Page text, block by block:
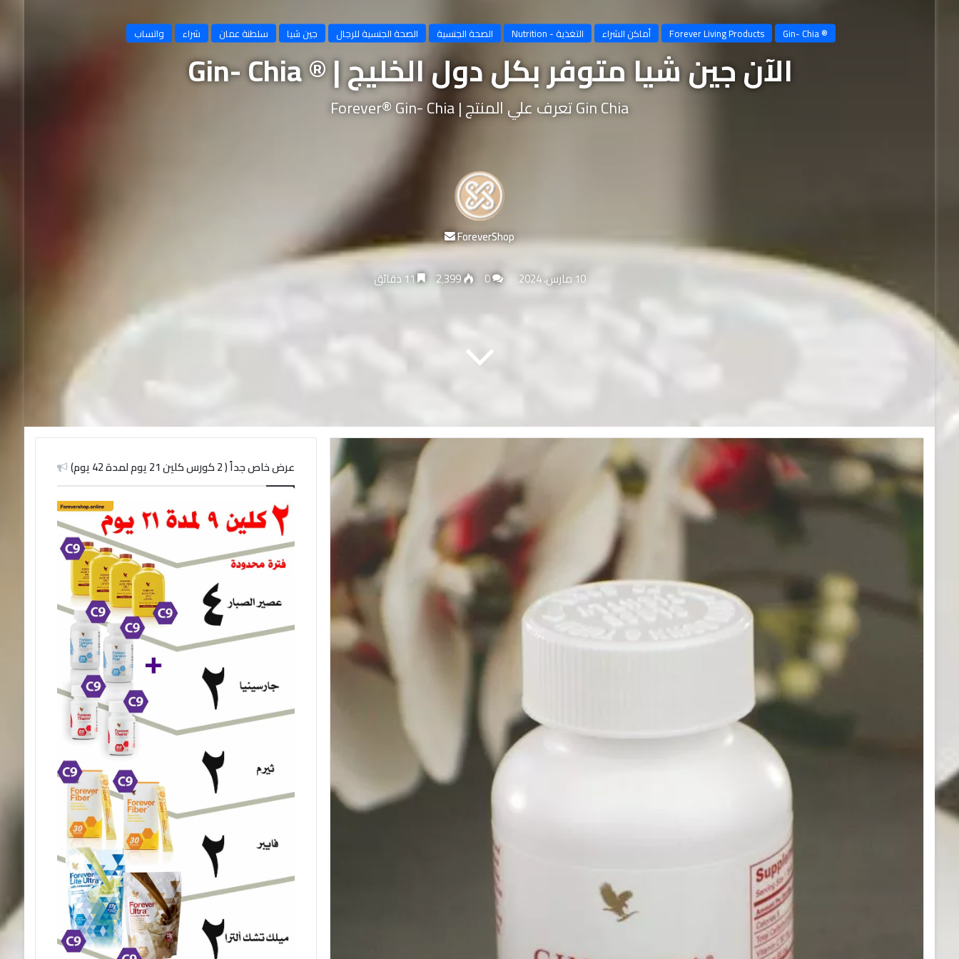
® Gin- Chia
Forever Living Products أماكن الشراء التغذية - Nutrition الصحة الجنسية الصحة الجنسية للرجال جين شيا سلطنة عمان شراء واتساب
الآن جين شيا متوفر بكل دول الخليج | ® Gin- Chia
Gin Chia تعرف علي المنتج | Forever® Gin- Chia
ForeverShop أرسل
بريدا
إلكترونيا
10 مارس، 2024 0 2٬399 11 دقائق
عرض خاص جداً ( 2 كورس كلين 21 يوم لمدة 42 يوم)